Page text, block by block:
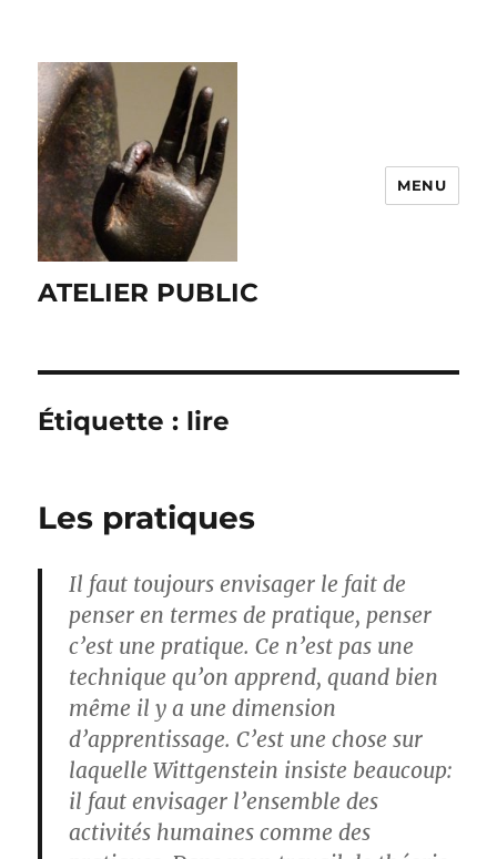
ATELIER PUBLIC
MENU
Étiquette : lire
Les pratiques
Il faut toujours envisager le fait de
penser en termes de pratique, penser
c’est une pratique. Ce n’est pas une
technique qu’on apprend, quand bien
même il y a une dimension
d’apprentissage. C’est une chose sur
laquelle Wittgenstein insiste beaucoup:
il faut envisager l’ensemble des
activités humaines comme des